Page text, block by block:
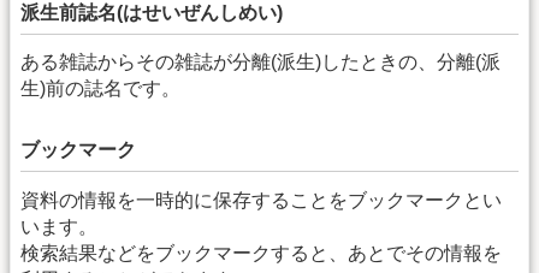
派生前誌名(はせいぜんしめい)
ある雑誌からその雑誌が分離(派生)したときの、分離(派
生)前の誌名です。
ブックマーク
資料の情報を一時的に保存することをブックマークとい
います。
検索結果などをブックマークすると、あとでその情報を